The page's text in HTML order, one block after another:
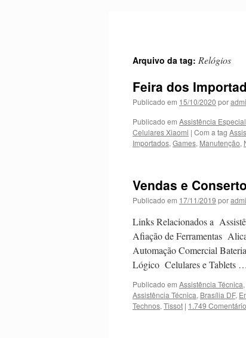
Arquivo da tag: Relógios
Feira dos
Publicado em 15/10/2020 por
Publicado em Assistência
Celulares Xiaomi | Com a tag
Importados, Games, Manutenção,
Vendas e
Publicado em 17/11/2019 por
Links Relacionados a
Afiação de Ferramentas
Automação Comercial
Lógico Celulares e Tablets …
Publicado em Assistência Técnica,
Assistência Técnica, Brasília DF,
Technos, Tissot | 1.749